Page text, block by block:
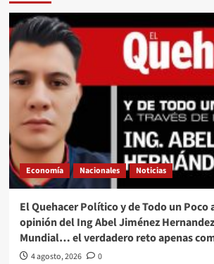
Economía Nacionales Noticias
El Quehacer Político y de Todo un Poco
opinión del Ing Abel Jiménez
Mundial… el verdadero reto apenas
4 agosto, 2026 0